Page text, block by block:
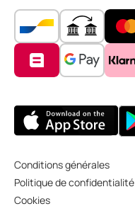
Conditions générales
Politique de confidentialité
Cookies